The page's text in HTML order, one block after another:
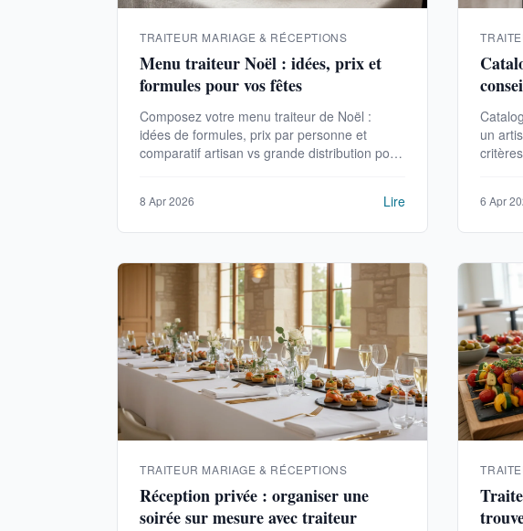
TRAITEUR MARIAGE & RÉCEPTIONS
Menu traiteur Noël : idées, prix et
formules pour vos fêtes
Composez votre menu traiteur de Noël :
idées de formules, prix par personne et
comparatif artisan vs grande distribution pour
8 Apr 2026 Lire
un
6 Apr
TRAITEUR MARIAGE & RÉCEPTIONS
Réception privée : organiser une
soirée sur mesure avec traiteur